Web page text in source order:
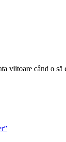
viitoare când o să